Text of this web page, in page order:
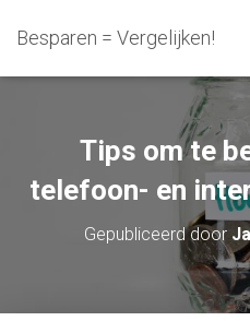
Besparen = Vergelijken!
Tips om te
telefoon- en
Gepubliceerd door